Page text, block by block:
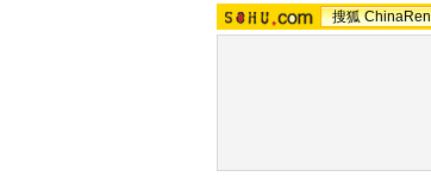
搜狐 ChinaRen